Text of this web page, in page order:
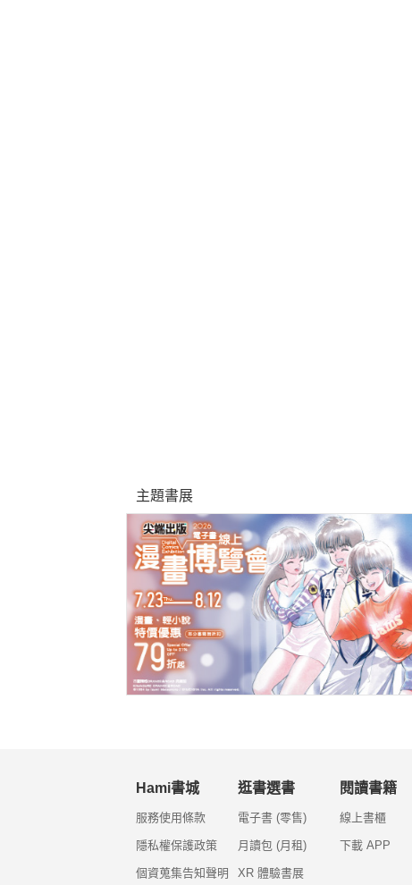
主題書展
Hami書城
服務使用條款
隱私權保護政策
個資蒐集告知聲明
逛書選書
電子書 (零售)
月讀包 (月租)
XR 體驗書展
閱讀書籍
線上書櫃
下載 APP